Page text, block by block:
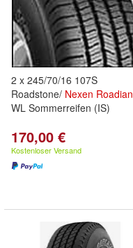
2 x 245/70/16 107S
Roadstone/ Nexen Roadian
WL Sommerreifen (IS)
170,00 €
Kostenloser Versand